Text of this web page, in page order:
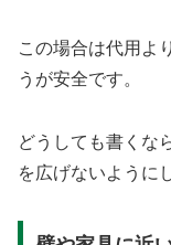
この場合は代用よ
うが安全です。
どうしても書くな
を広げないように